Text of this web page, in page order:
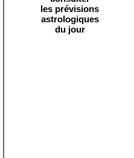
les prévisions
astrologiques
du jour